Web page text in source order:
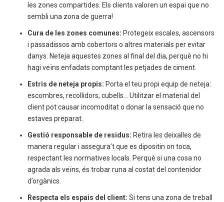
les zones compartides. Els clients valoren un espai que no
sembli una zona de guerra!
Cura de les zones comunes: Protegeix escales, ascensors
i passadissos amb cobertors o altres materials per evitar
danys. Neteja aquestes zones al final del dia, perquè no hi
hagi veïns enfadats comptant les petjades de ciment.
Estris de neteja propis: Porta el teu propi equip de neteja:
escombres, recollidors, cubells… Utilitzar el material del
client pot causar incomoditat o donar la sensació que no
estaves preparat.
Gestió responsable de residus: Retira les deixalles de
manera regular i assegura’t que es dipositin on toca,
respectant les normatives locals. Perquè si una cosa no
agrada als veïns, és trobar runa al costat del contenidor
d’orgànics.
Respecta els espais del client: Si tens una zona de treball